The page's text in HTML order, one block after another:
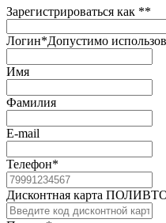
Зарегистрироваться как **
Логин*Допустимо
Имя
Фамилия
E-mail
Телефон*
Дисконтная карта